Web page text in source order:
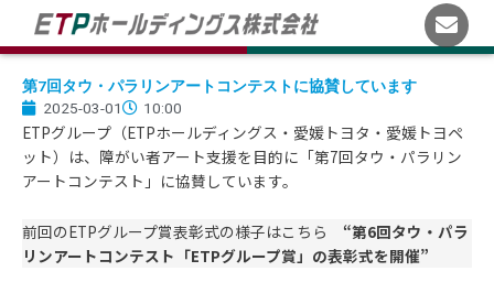
を
第7回タウ・パラリンアートコンテストに協賛しています
2025-03-01
10:00
ETPグループ（ETPホールディングス・愛媛トヨタ・愛媛トヨペ
ット）は、障がい者アート支援を目的に「第7回タウ・パラリン
アートコンテスト」に協賛しています。
前回のETPグループ賞表彰式の様子はこちら “第6回タウ・パラ
リンアートコンテスト「ETPグループ賞」の表彰式を開催”